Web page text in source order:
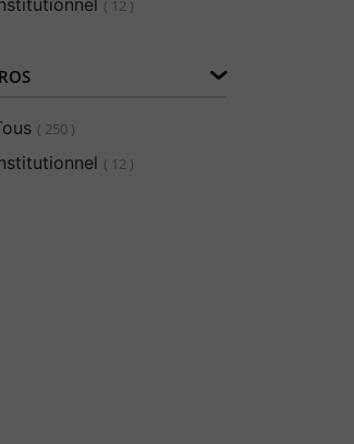
( 12 )
( 250 )
( 12 )